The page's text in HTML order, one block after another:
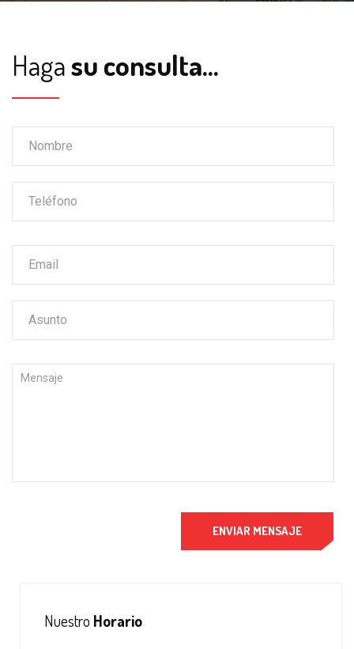
Hagasu consulta...
ENVIAR MENSAJE
Nuestro Horario